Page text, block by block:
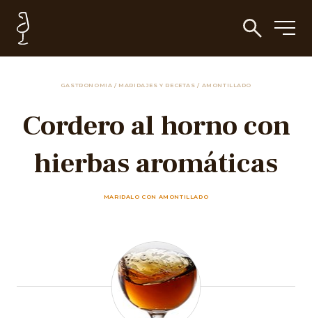
GASTRONOMIA/ MARIDAJES Y RECETAS/ AMONTILLADO
Cordero al horno con
hierbas aromáticas
MARIDALO CON AMONTILLADO